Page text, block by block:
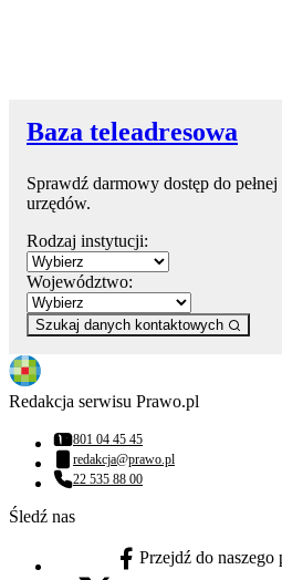
Baza teleadresowa
Sprawdź darmowy dostęp do
urzędów.
Rodzaj instytucji:
Województwo:
Szukaj danych kontaktowych
Redakcja serwisu Prawo.pl
Numer telefonu:
801 04 45 45
Adres email:
redakcja@prawo.pl
Numer telefonu:
22 535 88 00
Śledź nas
facebook - otwiera się w nowej
Przejdź do